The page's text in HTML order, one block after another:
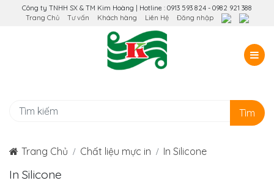
Công ty TNHH SX & TM Kim Hoàng | Hotline : 0913 593 824 - 0982 921 388
Trang Chủ
Tư vấn Khách hàng Liên Hệ Đăng nhập
Tìm
Trang Chủ Chất liệu mực in In Silicone
In Silicone